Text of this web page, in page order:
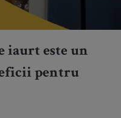
iaurt este un
pentru